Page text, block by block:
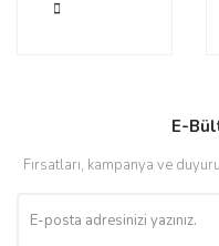
E-
Fırsatları, kampanya ve